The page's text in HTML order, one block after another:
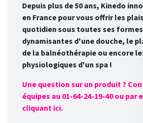
Depuis plus de 50 ans, Kinedo
en France pour vous offrir les
quotidien sous toutes ses
dynamisantes d'une douche, le
de la balnéothérapie ou encore
physiologiques d'un spa !
Une question sur un produit ?
équipes au 01-64-24-19-40 ou par
cliquant ici.